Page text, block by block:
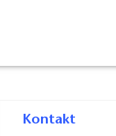
Kontakt